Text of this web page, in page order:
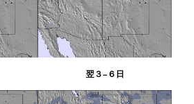
翌３−６日